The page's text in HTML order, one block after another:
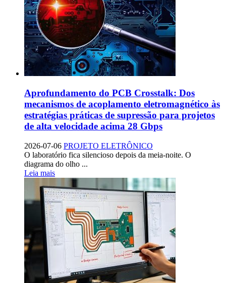
Aprofundamento do PCB Crosstalk: Dos
mecanismos de acoplamento eletromagnético às
estratégias práticas de supressão para projetos
de alta velocidade acima 28 Gbps
2026-07-06 PROJETO ELETRÔNICO
O laboratório fica silencioso depois da meia-noite. O
diagrama do olho ...
Leia mais